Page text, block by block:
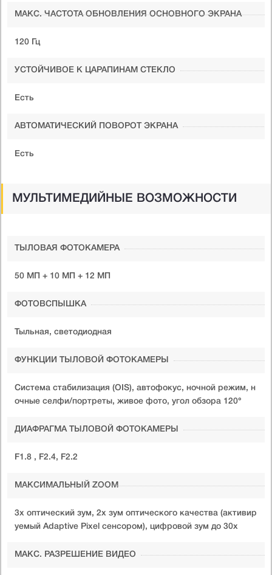
МАКС. ЧАСТОТА ОБНОВЛЕНИЯ ОСНОВНОГО ЭКРАНА
120 Гц
УСТОЙЧИВОЕ К ЦАРАПИНАМ СТЕКЛО
Есть
АВТОМАТИЧЕСКИЙ ПОВОРОТ ЭКРАНА
Есть
МУЛЬТИМЕДИЙНЫЕ ВОЗМОЖНОСТИ
ТЫЛОВАЯ ФОТОКАМЕРА
50 МП + 10 МП + 12 МП
ФОТОВСПЫШКА
Тыльная, светодиодная
ФУНКЦИИ ТЫЛОВОЙ ФОТОКАМЕРЫ
Система стабилизация (OIS), автофокус, ночной режим, н
очные селфи/портреты, живое фото, угол обзора 120°
ДИАФРАГМА ТЫЛОВОЙ ФОТОКАМЕРЫ
F1.8 , F2.4, F2.2
МАКСИМАЛЬНЫЙ ZOOM
3х оптический зум, 2х зум оптического качества (активир
уемый Adaptive Pixel сенсором), цифровой зум до 30х
МАКС. РАЗРЕШЕНИЕ ВИДЕО